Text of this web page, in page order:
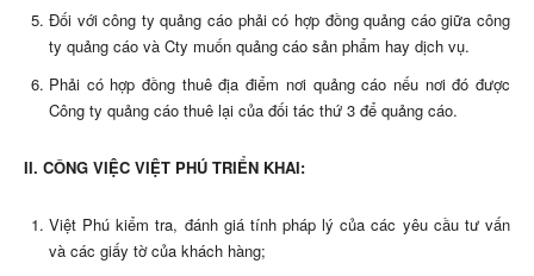
Đối với công ty quảng cáo phải có hợp đồng quảng cáo giữa công
ty quảng cáo và Cty muốn quảng cáo sản phẩm hay dịch vụ.
Phải có hợp đồng thuê địa điểm nơi quảng cáo nếu nơi đó được
Công ty quảng cáo thuê lại của đối tác thứ 3 để quảng cáo.
II. CÔNG VIỆC VIỆT PHÚ TRIỂN KHAI:
Việt Phú kiểm tra, đánh giá tính pháp lý của các yêu cầu tư vấn
và các giấy tờ của khách hàng;